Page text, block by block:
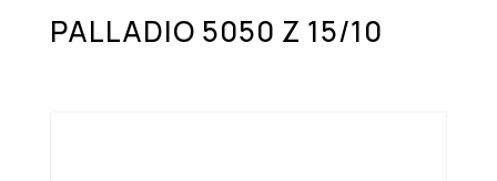
PALLADIO 5050 Z 15/10